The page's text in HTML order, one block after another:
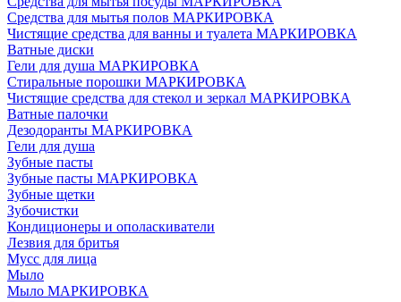
Средства для мытья полов МАРКИРОВКА
Чистящие средства для ванны и туалета МАРКИРОВКА
Ватные диски
Гели для душа МАРКИРОВКА
Стиральные порошки МАРКИРОВКА
Чистящие средства для стекол и зеркал МАРКИРОВКА
Ватные палочки
Дезодоранты МАРКИРОВКА
Гели для душа
Зубные пасты
Зубные пасты МАРКИРОВКА
Зубные щетки
Зубочистки
Кондиционеры и ополаскиватели
Лезвия для бритья
Мусс для лица
Мыло
Мыло МАРКИРОВКА